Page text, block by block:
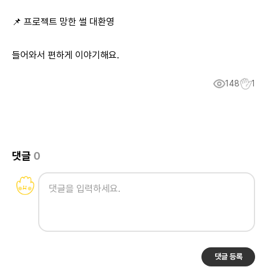
📌 프로젝트 망한 썰 대환영
들어와서 편하게 이야기해요.
148 1
댓글 0
댓글 등록